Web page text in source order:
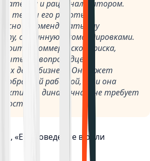
и рационализатором.
темпы его работы и
рекомендовать ему
связанную с командировками.
боится коммерческого риска,
первопроходцем,
дел в бизнесе. Он может
работой, если она
динамична и не требует
«Его поведение в роли